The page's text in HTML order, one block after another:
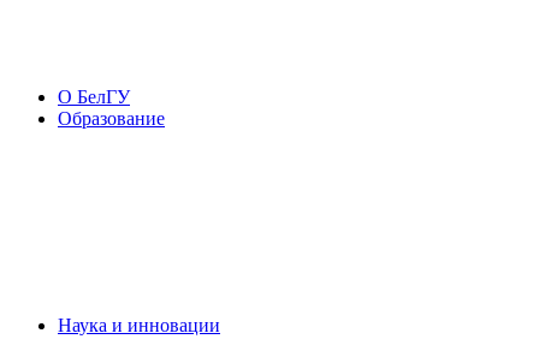
О БелГУ
Образование
Наука и инновации